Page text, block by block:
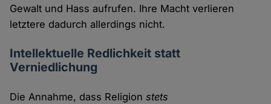
Gewalt und Hass aufrufen. Ihre Macht verlieren
letztere dadurch allerdings nicht.
Intellektuelle Redlichkeit statt
Verniedlichung
Die Annahme, dass Religionstets